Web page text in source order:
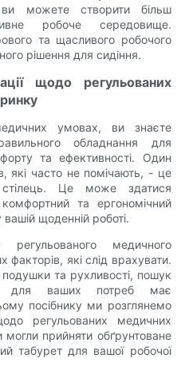
ви можете створити більш
робоче середовище.
та щасливого робочого
рішення для сидіння.
щодо регульованих
умовах, ви знаєте
обладнання для
та ефективності. Один
які часто не помічають, - це
стілець. Це може здатися
та ергономічний
щоденній роботі.
медичного
факторів, які слід врахувати.
та рухливості, пошук
для ваших потреб має
посібнику ми розглянемо
регульованих медичних
прийняти обґрунтоване
табурет для вашої робочої